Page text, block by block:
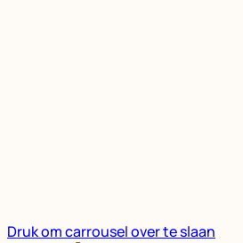
Druk om carrousel over te slaan